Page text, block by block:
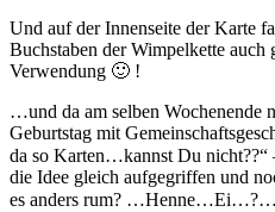
Und auf der Innenseite der Karte
Buchstaben der Wimpelkette auch
Verwendung 🙂 !
…und da am selben Wochenende
Geburtstag mit
da so Karten…kannst Du
die Idee gleich aufgegriffen und
es anders rum?